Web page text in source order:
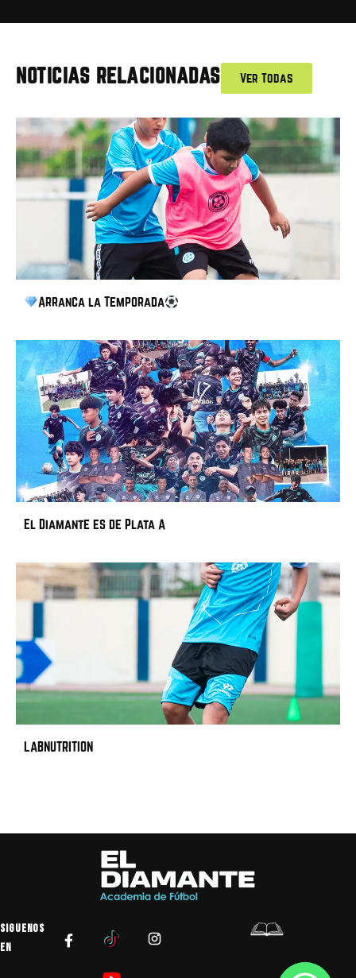
NOTICIAS RELACIONADAS Ver Todas
Arranca la Temporada
El Diamante es de Plata A
LABNUTRITION
SIGUENOS
EN